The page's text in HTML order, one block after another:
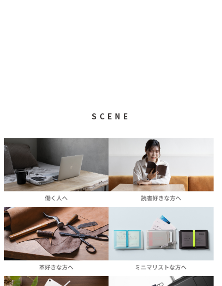
SCENE